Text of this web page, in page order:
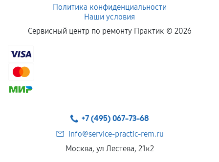
Политика конфиденциальности
Наши условия
Сервисный центр по ремонту Практик © 2026
+7 (495) 067-73-68
info@service-practic-rem.ru
Москва, ул Лестева, 21к2